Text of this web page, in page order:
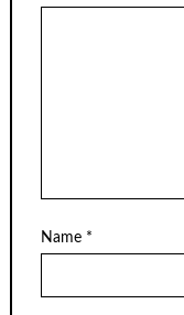
Name *